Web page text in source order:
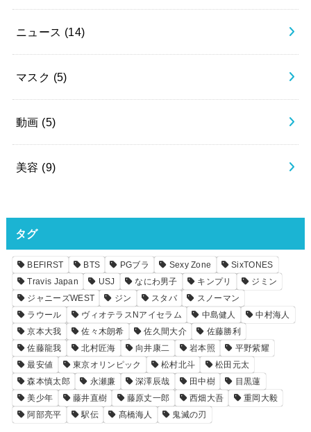
ニュース (14)
マスク (5)
動画 (5)
美容 (9)
タグ
BEFIRST BTS PGブラ Sexy Zone
SixTONES
Travis Japan
USJ なにわ男子 キンプリ
ジミン
ジャニーズWEST
ジン スタバ
スノーマン
ラウール
ヴィオテラスNアイセラム 中島健人
中村海人
京本大我
佐々木朗希 佐久間大介
佐藤勝利
佐藤龍我
北村匠海 向井康二 岩本照
平野紫耀
最安値
東京オリンピック 松村北斗
松田元太
森本慎太郎
永瀬廉 深澤辰哉 田中樹
目黒蓮
美少年
藤井直樹 藤原丈一郎 西畑大吾
重岡大毅
阿部亮平
駅伝 髙橋海人 鬼滅の刃